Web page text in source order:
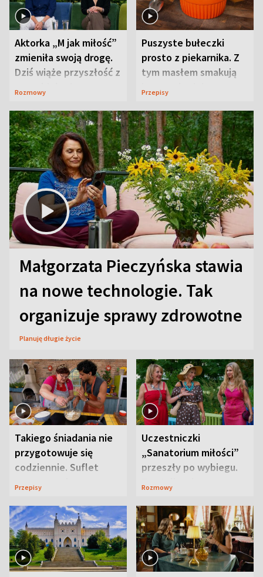
Aktorka „M jak miłość”
zmieniła swoją drogę.
Dziś wiąże przyszłość z
neurobiologią
Rozmowy
Puszyste bułeczki
prosto z piekarnika. Z
tym masłem smakują
jeszcze lepiej
Przepisy
Małgorzata Pieczyńska stawia
na nowe technologie. Tak
organizuje sprawy zdrowotne
Planuję długie życie
Takiego śniadania nie
przygotowuje się
codziennie. Suflet
serowy zachwyca
Przepisy
Uczestniczki
„Sanatorium miłości”
przeszły po wybiegu.
Te stylizacje
Rozmowy